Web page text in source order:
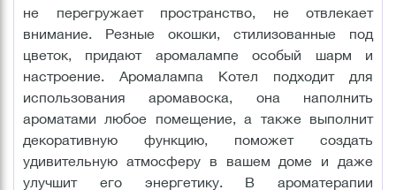
не перегружает пространство, не отвлекает
внимание. Резные окошки, стилизованные под
цветок, придают аромалампе особый шарм и
настроение. Аромалампа Котел подходит для
использования аромавоска, она наполнить
ароматами любое помещение, а также выполнит
декоративную функцию, поможет создать
удивительную атмосферу в вашем доме и даже
улучшит его энергетику. В ароматерапии